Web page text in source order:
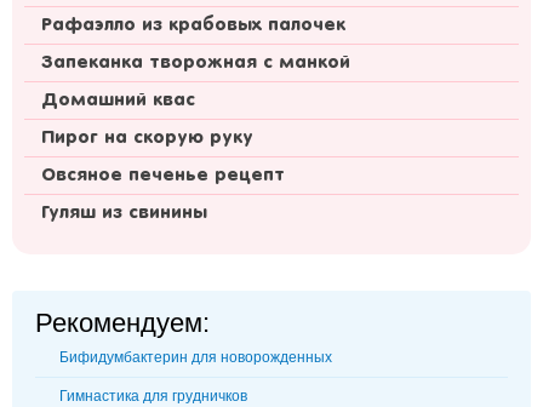
Рафаэлло из крабовых палочек
Запеканка творожная с манкой
Домашний квас
Пирог на скорую руку
Овсяное печенье рецепт
Гуляш из свинины
Рекомендуем:
Бифидумбактерин для новорожденных
Гимнастика для грудничков